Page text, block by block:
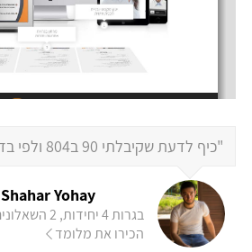
"כיף לדעת שקיבלתי 90 ב804 ולפי בדיקה מעל 90 ב-805"
Shahar Yohay
בגרות 4 יחידות, 2 השאלונים, ציון 90
הכירו את מלומד